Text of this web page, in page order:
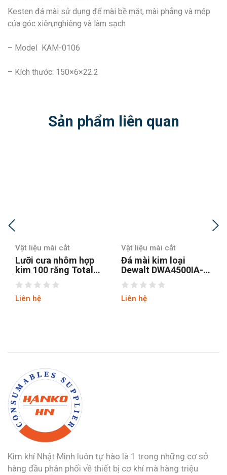
Kesten đá mài sử dụng để mài bề mặt, mài phẳng và mép
của góc xiên,nghiêng và làm sạch
– Model KAM-0106
– Kích thước: 150×6×22.2
Sản phẩm liên quan
hợp
Vật liệu mài cắt
Đá mài kim loại
Dewalt DWA4500IA-
B1 100x6x16mm
Vật liệu mài cắt
Đá mài Makita D-
28341 125 x
mm
Kim khí Nhật Minh luôn tự hào là 1 trong những cơ sở
hàng đầu phân phối về thiết bị cơ khí mà hàng triệu